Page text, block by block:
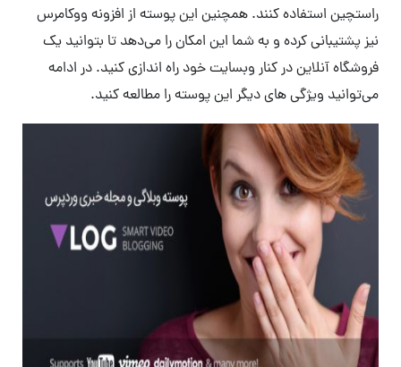
راستچین استفاده کنند. همچنین این پوسته از افزونه ووکامرس
نیز پشتیبانی کرده و به شما این امکان را می‌دهد تا بتوانید یک
فروشگاه آنلاین در کنار وبسایت خود راه اندازی کنید. در ادامه
می‌توانید ویژگی های دیگر این پوسته را مطالعه کنید.